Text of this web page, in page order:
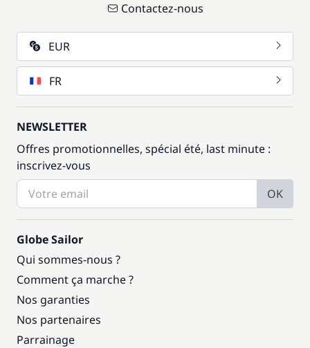
Contactez-nous
EUR
FR
NEWSLETTER
Offres promotionnelles, spécial été, last minute :
inscrivez-vous
OK
Globe Sailor
Qui sommes-nous ?
Comment ça marche ?
Nos garanties
Nos partenaires
Parrainage